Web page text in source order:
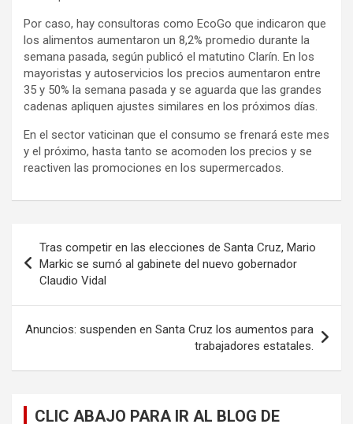
Por caso, hay consultoras como EcoGo que indicaron que
los alimentos aumentaron un 8,2% promedio durante la
semana pasada, según publicó el matutino Clarín. En los
mayoristas y autoservicios los precios aumentaron entre
35 y 50% la semana pasada y se aguarda que las grandes
cadenas apliquen ajustes similares en los próximos días.
En el sector vaticinan que el consumo se frenará este mes
y el próximo, hasta tanto se acomoden los precios y se
reactiven las promociones en los supermercados.
de
entradas
Tras competir en las elecciones de Santa Cruz, Mario
Markic se sumó al gabinete del nuevo gobernador
Claudio Vidal
Anuncios: suspenden en Santa Cruz los aumentos para
trabajadores estatales.
CLIC ABAJO PARA IR AL BLOG DE